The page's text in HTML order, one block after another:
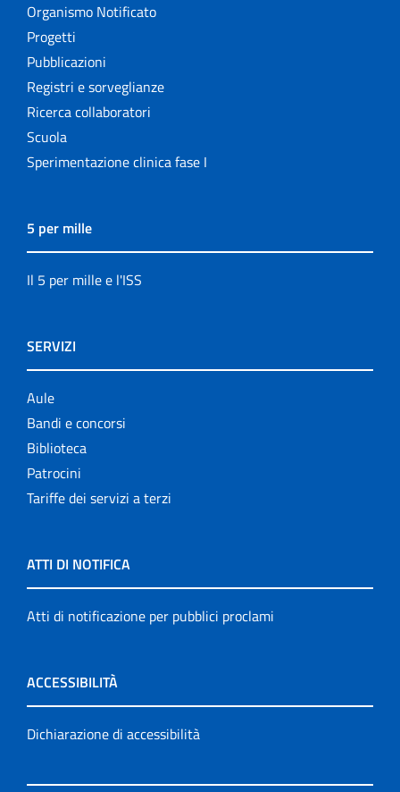
Organismo Notificato
Progetti
Pubblicazioni
Registri e sorveglianze
Ricerca collaboratori
Scuola
Sperimentazione clinica fase I
5 per mille
Il 5 per mille e l'ISS
SERVIZI
Aule
Bandi e concorsi
Biblioteca
Patrocini
Tariffe dei servizi a terzi
ATTI DI NOTIFICA
Atti di notificazione per pubblici proclami
ACCESSIBILITÀ
Dichiarazione di accessibilità